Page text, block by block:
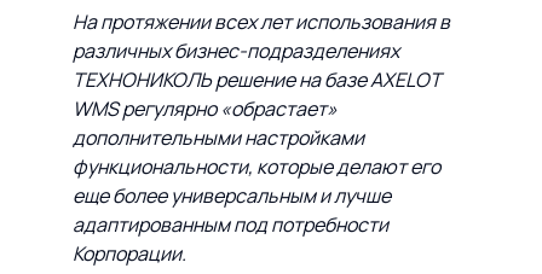
На протяжении всех лет использования в
различных бизнес-подразделениях
ТЕХНОНИКОЛЬ решение на базеAXELOT
WMS регулярно «обрастает»
дополнительными настройками
функциональности, которые делают его
еще более универсальным и лучше
адаптированным под потребности
Корпорации.